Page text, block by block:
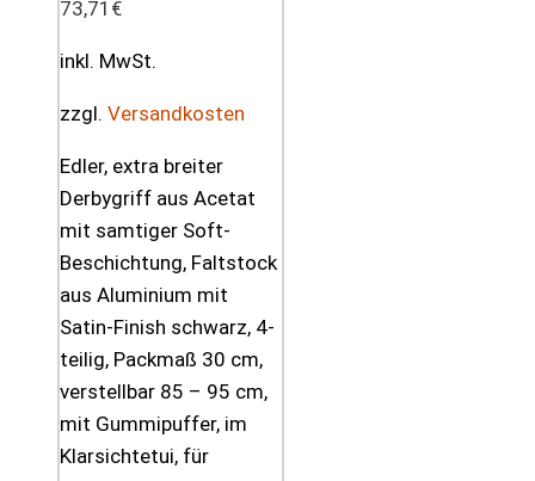
73,71 €
inkl. MwSt.
zzgl. Versandkosten
Edler, extra breiter
Derbygriff aus Acetat
mit samtiger Soft-
Beschichtung, Faltstock
aus Aluminium mit
Satin-Finish schwarz, 4-
teilig, Packmaß 30 cm,
verstellbar 85 – 95 cm,
mit Gummipuffer, im
Klarsichtetui, für